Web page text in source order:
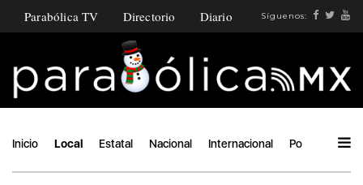
Parabólica TV Directorio Diario Síguenos:
Inicio Local Estatal Nacional Internacional Política